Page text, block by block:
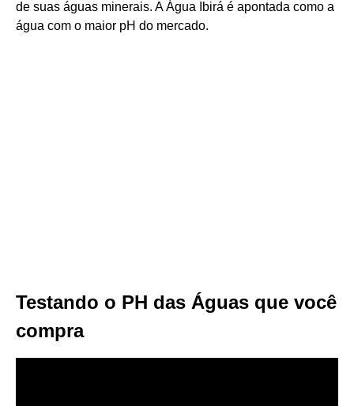
de suas águas minerais. A Água Ibirá é apontada como a
água com o maior pH do mercado.
Testando o PH das Águas que você
compra